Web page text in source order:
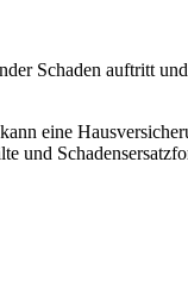
Schaden auftritt
eine
und